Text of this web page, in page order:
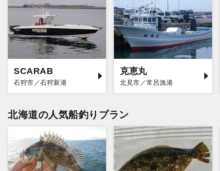
SCARAB
石狩市／石狩新港
克恵丸
北見市／常呂漁港
北海道の人気船釣りプラン